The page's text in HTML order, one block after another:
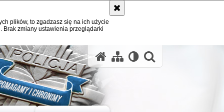
plików, to zgadzasz się na ich użycie
zmiany ustawienia przeglądarki